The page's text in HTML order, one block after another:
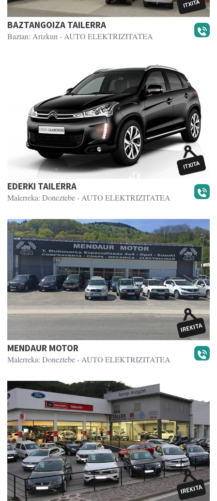
BAZTANGOIZA TAILERRA
Baztan: Arizkun - AUTO ELEKTRIZITATEA
EDERKI TAILERRA
Malerreka: Doneztebe- AUTO ELEKTRIZITATEA
MENDAUR MOTOR
Malerreka: Doneztebe- AUTO ELEKTRIZITATEA